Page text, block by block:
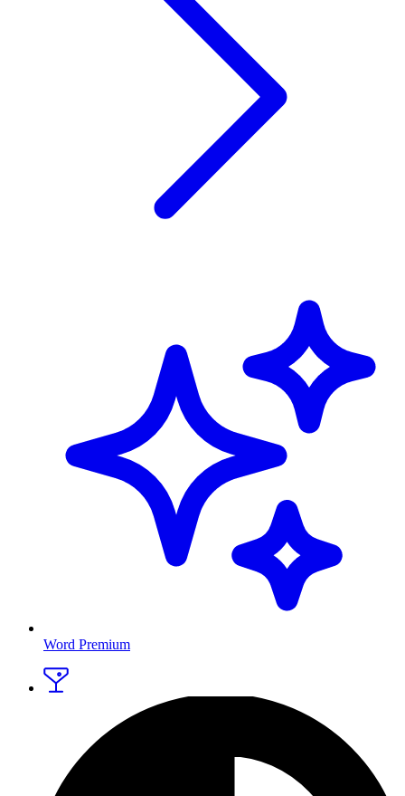
Word Premium